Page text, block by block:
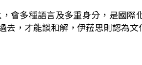
會多種語言及多重身分，是國
去，才能談和解，伊菈思則認為